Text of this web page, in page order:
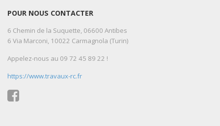
POUR NOUS CONTACTER
6 Chemin de la Suquette, 06600 Antibes
6 Via Marconi, 10022 Carmagnola (Turin)
Appelez-nous au 09 72 45 89 22 !
https://www.travaux-rc.fr